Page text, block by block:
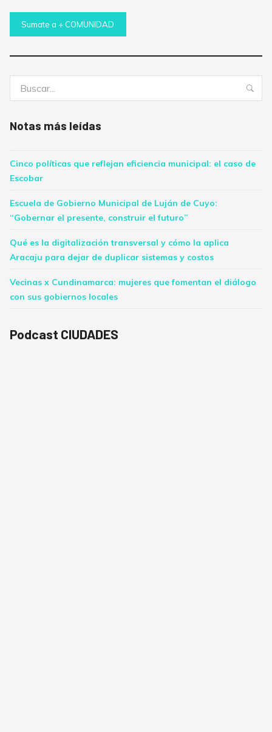
Sumate a + COMUNIDAD
Notas más leídas
Cinco políticas que reflejan eficiencia municipal: el caso de
Escobar
Escuela de Gobierno Municipal de Luján de Cuyo:
“Gobernar el presente, construir el futuro”
Qué es la digitalización transversal y cómo la aplica
Aracaju para dejar de duplicar sistemas y costos
Vecinas x Cundinamarca: mujeres que fomentan el diálogo
con sus gobiernos locales
Podcast CIUDADES